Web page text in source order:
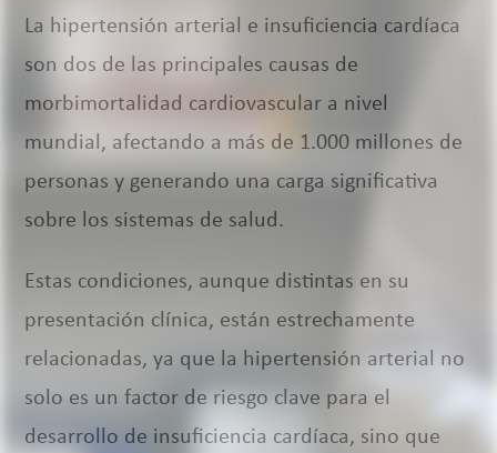
La hipertensión arterial e insuficiencia cardíaca
son dos de las principales causas de
morbimortalidad cardiovascular a nivel
mundial, afectando a más de 1.000 millones de
personas y generando una carga significativa
sobre los sistemas de salud.
Estas condiciones, aunque distintas en su
presentación clínica, están estrechamente
relacionadas, ya que la hipertensión arterial no
solo es un factor de riesgo clave para el
desarrollo de insuficiencia cardíaca, sino que